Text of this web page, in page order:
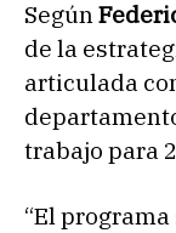
Según
de la
articulada
trabajo para
“El